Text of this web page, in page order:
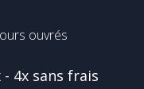
ouvrés
- 4x sans frais